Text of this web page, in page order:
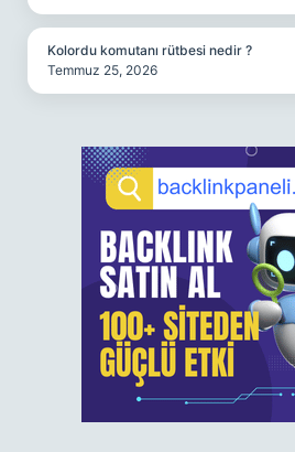
Kolordu komutanı rütbesi nedir ?
Temmuz 25, 2026